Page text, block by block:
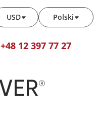
Polski
USD
+48 12 397 77 27